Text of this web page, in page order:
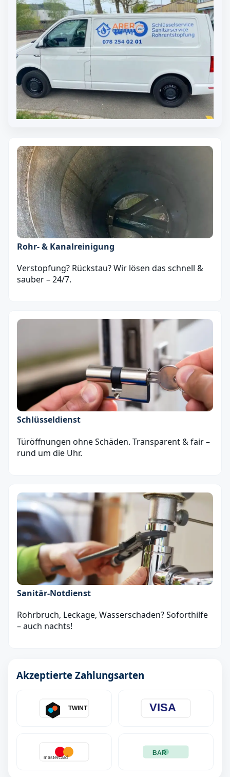
Rohr- & Kanalreinigung
Verstopfung? Rückstau? Wir lösen das schnell &
sauber – 24/7.
Schlüsseldienst
Türöffnungen ohne Schäden. Transparent & fair –
rund um die Uhr.
Sanitär‑Notdienst
Rohrbruch, Leckage, Wasserschaden? Soforthilfe
– auch nachts!
Akzeptierte Zahlungsarten
TWINT VISA
mastercard
BAR